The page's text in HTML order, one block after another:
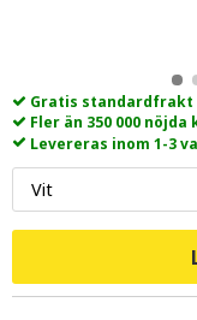
Gratis standardfrakt
Fler än 350 000 nöjda
Levereras inom 1-3